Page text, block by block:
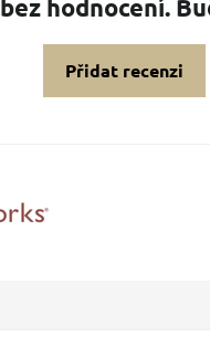
hodnocení.
Přidat recenzi